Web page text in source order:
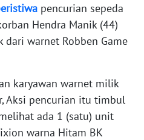
pencurian sepeda
Hendra Manik (44)
warnet Robben Game
karyawan warnet milik
Aksi pencurian itu timbul
ada 1 (satu) unit
warna Hitam BK